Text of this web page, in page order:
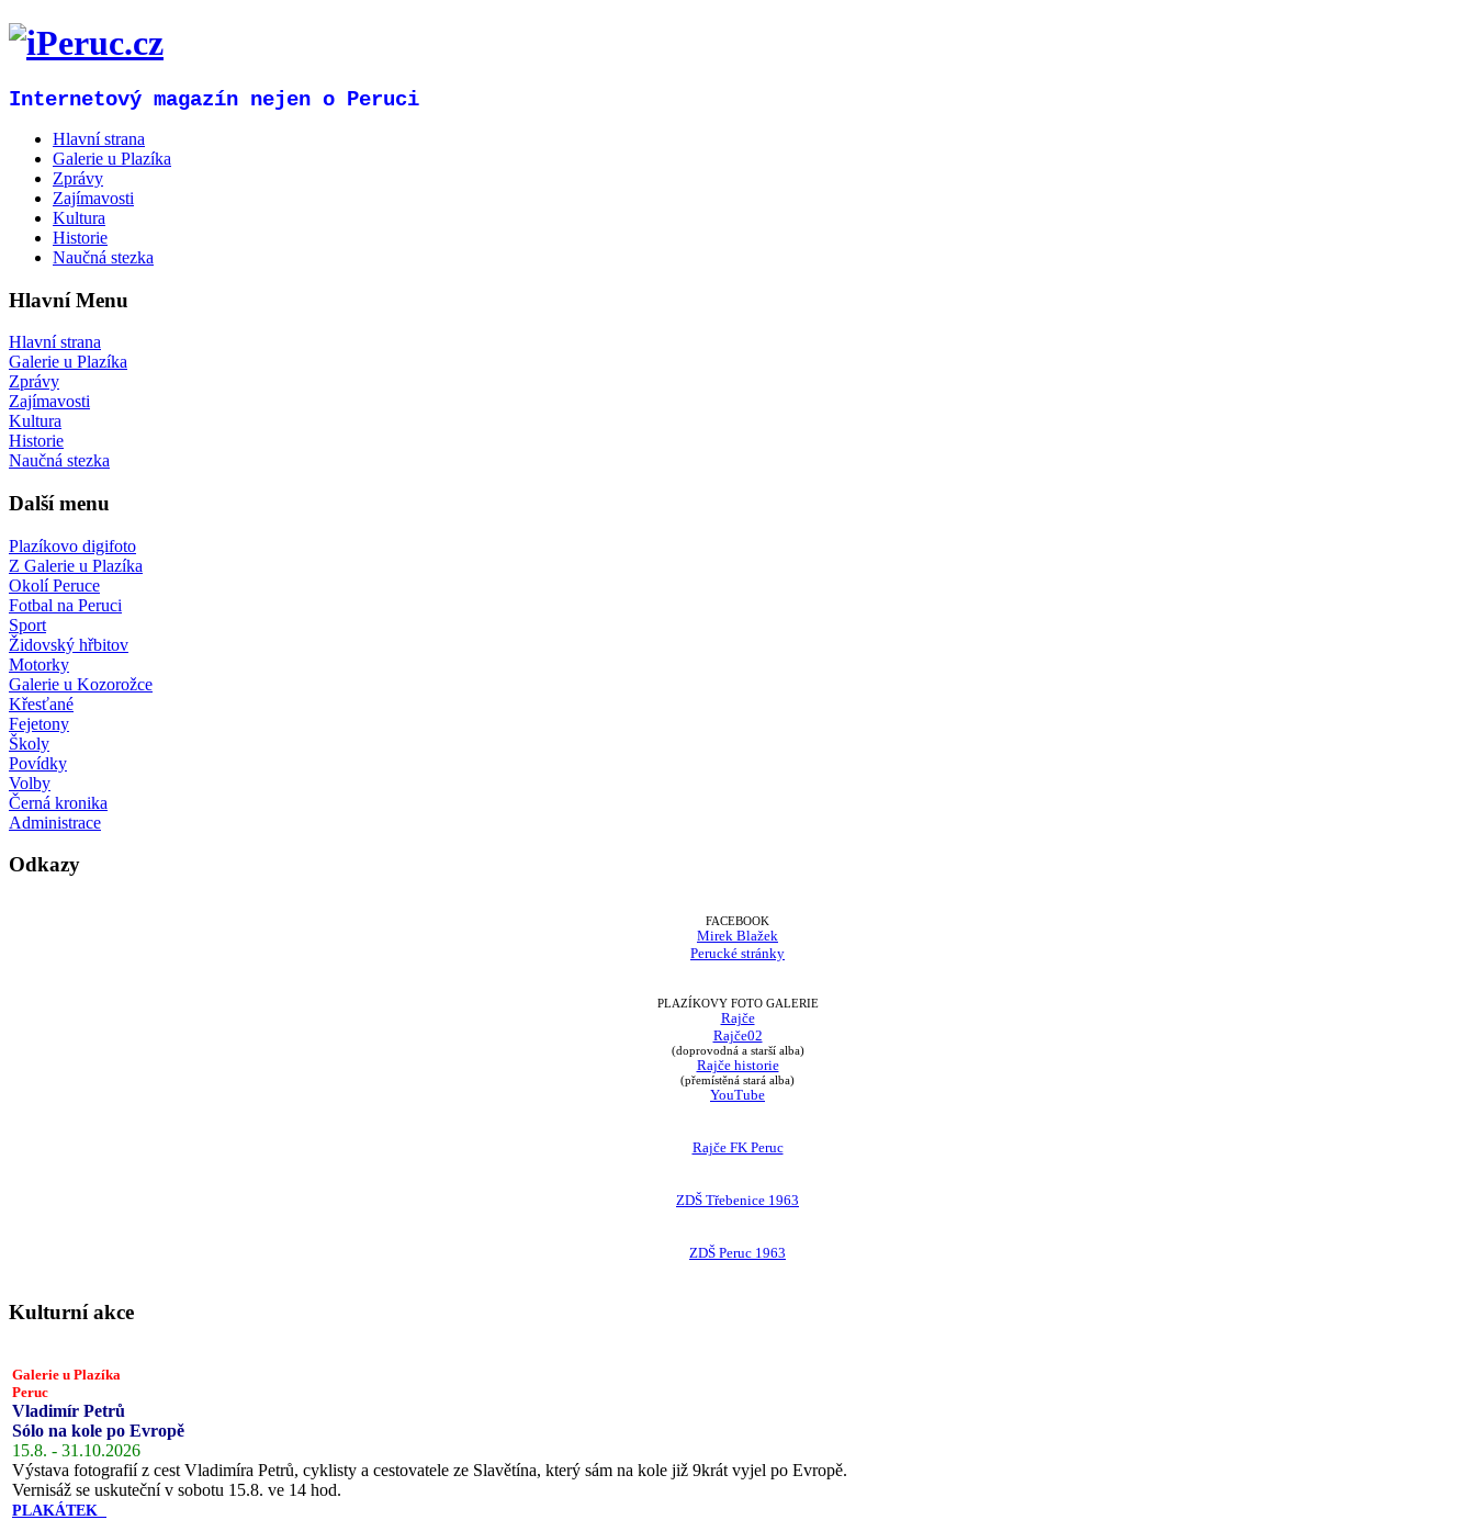
Internetový magazín nejen o Peruci
Hlavní strana
Galerie u Plazíka
Zprávy
Zajímavosti
Kultura
Historie
Naučná stezka
Hlavní Menu
Hlavní strana
Galerie u Plazíka
Zprávy
Zajímavosti
Kultura
Historie
Naučná stezka
Další menu
Plazíkovo digifoto
Z Galerie u Plazíka
Okolí Peruce
Fotbal na Peruci
Sport
Židovský hřbitov
Motorky
Galerie u Kozorožce
Křesťané
Fejetony
Školy
Povídky
Volby
Černá kronika
Administrace
Odkazy
FACEBOOK
Mirek Blažek
Perucké stránky
PLAZÍKOVY FOTO GALERIE
Rajče
Rajče02
(doprovodná a starší alba)
Rajče historie
(přemístěná stará alba)
YouTube
Rajče FK Peruc
ZDŠ Třebenice 1963
ZDŠ Peruc 1963
Kulturní akce
Galerie u Plazíka
Peruc
Vladimír Petrů
Sólo na kole po Evropě
15.8. - 31.10.2026
Výstava fotografií z cest Vladimíra Petrů, cyklisty a cestovatele ze Slavětína, který sám na kole již 9krát vyjel po Evropě.
Vernisáž se uskuteční v sobotu 15.8. ve 14 hod.
PLAKÁTEK